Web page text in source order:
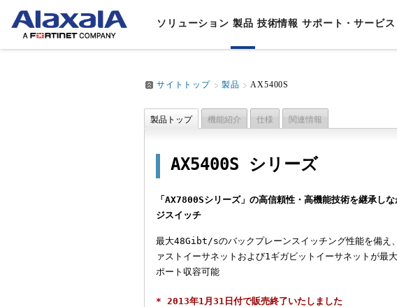
ソリューション
ソリューション
ソリューションTOP
業種・⽤途別ソリューショ
通信事業者
企業
⾃治体
鉄道
スマートビル
データセンター
製品
スイッチ
ルータ
無線LAN製品
ネットワークマネジメン
技術情報
製品マニュアル
データシート/カタログ
他社相互接続情報
サポート・サービス
サポート・サービス
サポート・サービスTOP
製品サポート
ALAXALA遠隔監視サ
ALAXALAネットワー
8年保証サービス
ロングライフソリュー
代表取締役挨拶
アラクサラネットワーク
事業内容
サイトトップ 製品 AX5400S
製品トップ 機能紹介 仕様 関連情報
AX5400S シリーズ
「AX7800Sシリーズ」の高信頼性・高機能技術を継承し
ジスイッチ
最大48Gibt/sのバックプレーンスイッチング性能を備え
ァストイーサネットおよび1ギガビットイーサネットが最
ポート収容可能
* 2013年1月31日付で販売終了いたしました